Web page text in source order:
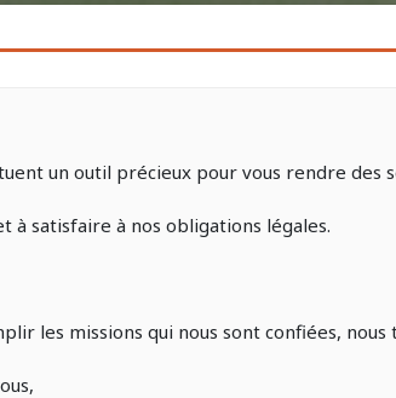
un outil précieux pour vous rendre des
à satisfaire à nos obligations légales.
les missions qui nous sont confiées,